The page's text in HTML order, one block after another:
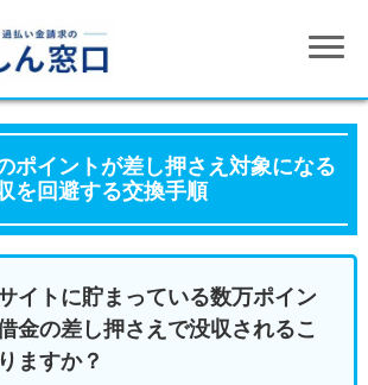
ポイントが差し押さえ対象になる
を回避する交換手順
イトに貯まっている数万ポイン
金の差し押さえで没収されるこ
ますか？